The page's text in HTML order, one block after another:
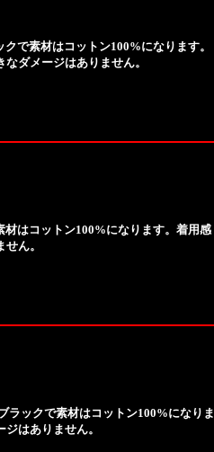
で素材はコットン100%になります。
ダメージはありません。
はコットン100%になります。着用感
ん。
ラックで素材はコットン100%になりま
はありません。